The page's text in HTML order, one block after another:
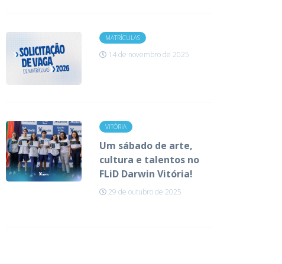
MATRÍCULAS
14 de novembro de 2025
VITÓRIA
Um sábado de arte,
cultura e talentos no
FLiD Darwin Vitória!
29 de outubro de 2025